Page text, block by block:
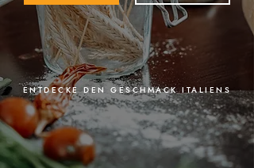
ENTDECKE DEN GESCHMACK ITALIENS